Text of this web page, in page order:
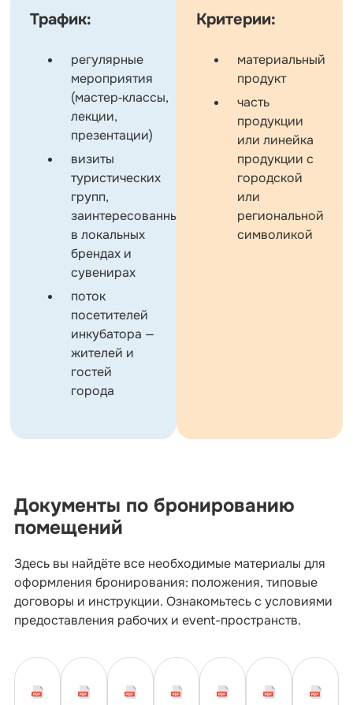
Трафик:
регулярные
мероприятия
(мастер‑классы,
лекции,
презентации)
визиты
туристических
групп,
заинтересованных
в локальных
брендах и
сувенирах
поток
посетителей
инкубатора —
жителей и
гостей
города
Критерии:
материальный
продукт
часть
продукции
или линейка
продукции с
городской
или
региональной
символикой
Документы по бронированию
помещений
Здесь вы найдёте все необходимые материалы для
оформления бронирования: положения, типовые
договоры и инструкции. Ознакомьтесь с условиями
предоставления рабочих и event-пространств.